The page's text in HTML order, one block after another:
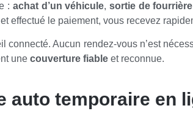
: achat d’un véhicule, sortie de fourrière
effectué le paiement, vous recevez
Aucun rendez-vous n’est
une couverture fiable et reconnue.
auto temporaire en